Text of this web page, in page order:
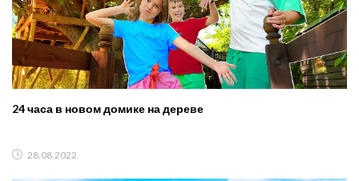
24 часа в новом домике на дереве
28.08.2022